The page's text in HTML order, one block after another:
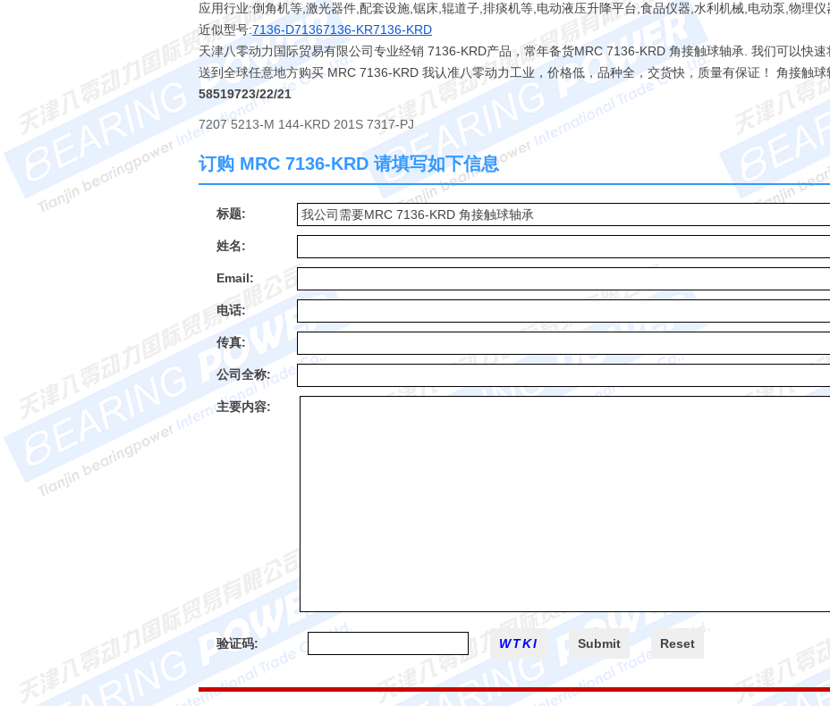
应用行业:倒角机等,激光器件,配套设施,锯床,辊道子,排痰机等,电动液压升降平台,食品仪器,水利机械,电动泵,物理仪
近似型号:7136-D71367136-KR7136-KRD
天津八零动力国际贸易有限公司专业经销 7136-KRD产品，常年备货MRC 7136-KRD 角接触球轴承. 我们可以快
送到全球任意地方购买 MRC 7136-KRD 我认准八零动力工业，价格低，品种全，交货快，质量有保证！ 角接触
58519723/22/21
7207 5213-M 144-KRD 201S 7317-PJ
订购 MRC 7136-KRD 请填写如下信息
标题:
姓名:
Email:
电话:
传真:
公司全称:
主要内容:
验证码: